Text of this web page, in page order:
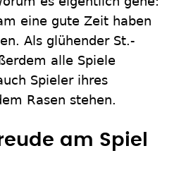
eine gute Zeit haben
Als glühender St.-
alle Spiele
Spieler ihres
Rasen stehen.
am Spiel